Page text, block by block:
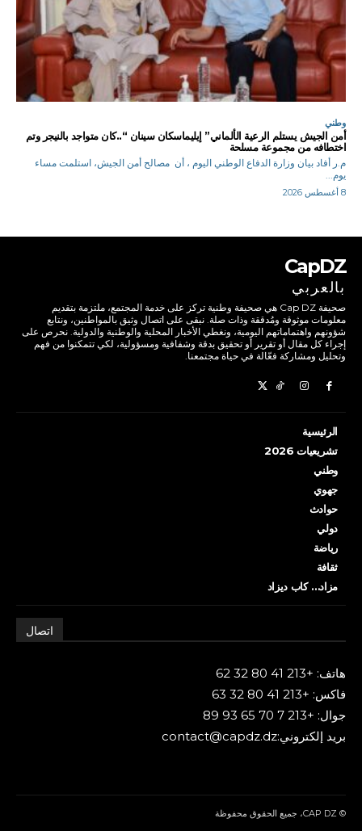
وطني
أمن الجيش يستلم الرعية الألماني” إيليماسكان سينان “..كان متواجد بالنيجر وتم
اختطافه من مجموعة مسلحة
م.ر أفاد بيان وزارة الدفاع الوطني اليوم ، أن مصالح أمن الجيش، استلمت مساء
يوم...
8 أغسطس 2026
CapDZ
بالعربي
صحيفة Cap DZ هي صحيفة وطنية تركز على خدمة المجتمع، ملتزمة بتقديم
معلومات موثوقة ومُدققة وذات صلة. نبقى على اتصال وثيق بالمواطنين، ونتابع
شؤونهم واهتماماتهم اليومية، ونغطي الأخبار المحلية والوطنية والدولية. نحرص على
إجراء كل مقال أو تقرير أو تحقيق بدقة وشفافية ومسؤولية، لكي تتمكنوا من فهم
وتحليل ومشاركة فعّالة في حياة مجتمعنا.
الرئيسية
تشريعيات 2026
وطني
جهوي
حوادث
دولي
رياضة
ثقافة
مزاد… كاب ديزاد
اتصال
هاتف: +213 41 80 32 62
فاكس: +213 41 80 32 63
جوال: +213 7 70 65 93 89
بريد إلكتروني:contact@capdz.dz
© CAP DZ، جميع الحقوق محفوظة